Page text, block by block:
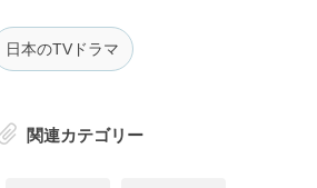
日本のTVドラマ
関連カテゴリー